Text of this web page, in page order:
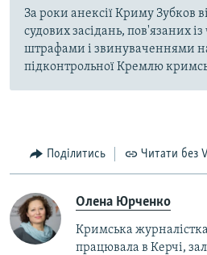
За роки анексії Криму Зубков
судових засідань, пов'язаних
штрафами і звинуваченнями
підконтрольної Кремлю
Поділитись Читати без
Олена Юрченко
Кримська
працювала в Керчі,